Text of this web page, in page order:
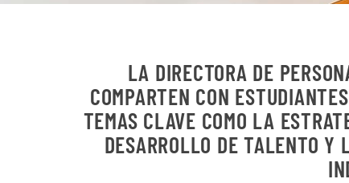
LA DIRECTORA DE
COMPARTEN CON
TEMAS CLAVE COMO LA
DESARROLLO DE TALENTO Y